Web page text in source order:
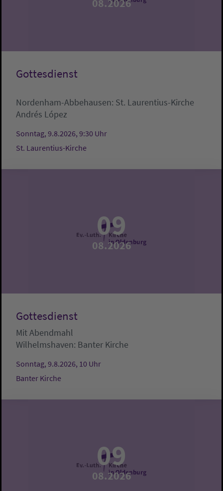
08.2026
Gottesdienst
Nordenham-Abbehausen: St. Laurentius-Kirche
Andrés López
Sonntag, 9.8.2026, 9:30 Uhr
St. Laurentius-Kirche
09
08.2026
Gottesdienst
Mit Abendmahl
Wilhelmshaven: Banter Kirche
Sonntag, 9.8.2026, 10 Uhr
Banter Kirche
09
08.2026